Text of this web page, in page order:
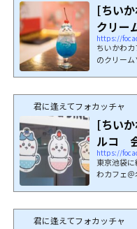
[ちい
クリー
https://
ちいかわ
のクリー
君に逢えてフォカッチャ
[ちい
ルコ
https://
東京池袋
わカフェ
君に逢えてフォカッチャ